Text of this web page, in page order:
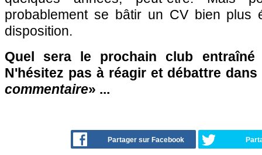
probablement se bâtir un CV bien plus
disposition.
Quel sera le prochain club
N'hésitez pas à réagir et débattre dans
commentaire» ...
Partager sur Facebook